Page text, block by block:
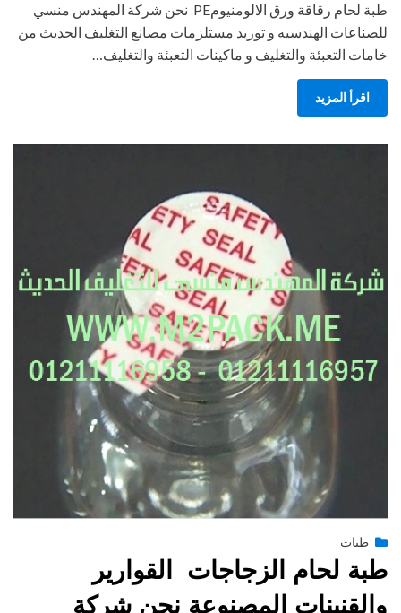
طبة لحام رقاقة ورق الالومنيومPE نحن شركة المهندس منسي
للصناعات الهندسيه و توريد مستلزمات مصانع التغليف الحديث من
خامات التعبئة والتغليف و ماكينات التعبئة والتغليف…
اقرأ المزيد
engmansyPosted
يونيو 28, 2015
طبات
طبة لحام الزجاجات القوارير
والقنينات المصنوعة نحن شركة